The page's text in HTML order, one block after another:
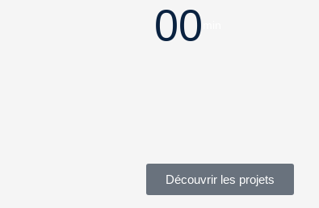
00
Découvrir les projets